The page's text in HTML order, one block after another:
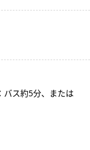
ス約5分、または